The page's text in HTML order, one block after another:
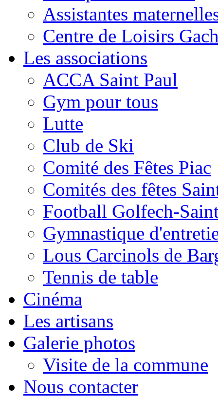
Assistantes
Centre de Loisirs
Les associations
ACCA Saint Paul
Gym pour tous
Lutte
Club de Ski
Comité des Fêtes Piac
Comités des fêtes
Football Golfech-
Gymnastique
Lous Carcinols de
Tennis de table
Cinéma
Les artisans
Galerie photos
Visite de la commune
Nous contacter